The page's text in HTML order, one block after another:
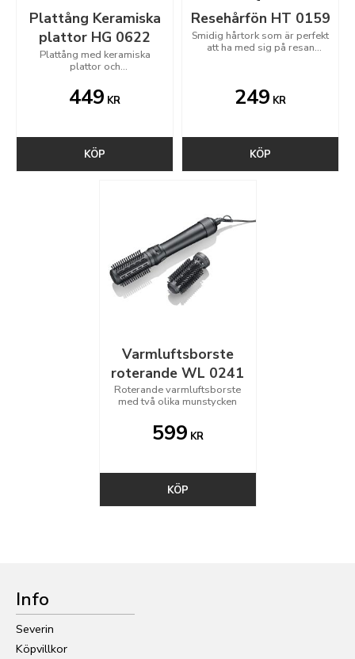
Plattång Keramiska
plattor HG 0622
Plattång med keramiska
plattor och
449 KR
KÖP
Resehårfön HT 0159
Smidig hårtork som är perfekt
att ha med sig på resan
249 KR
KÖP
Varmluftsborste
roterande WL 0241
Roterande varmluftsborste
med två olika munstycken
599 KR
KÖP
Info
Severin
Köpvillkor